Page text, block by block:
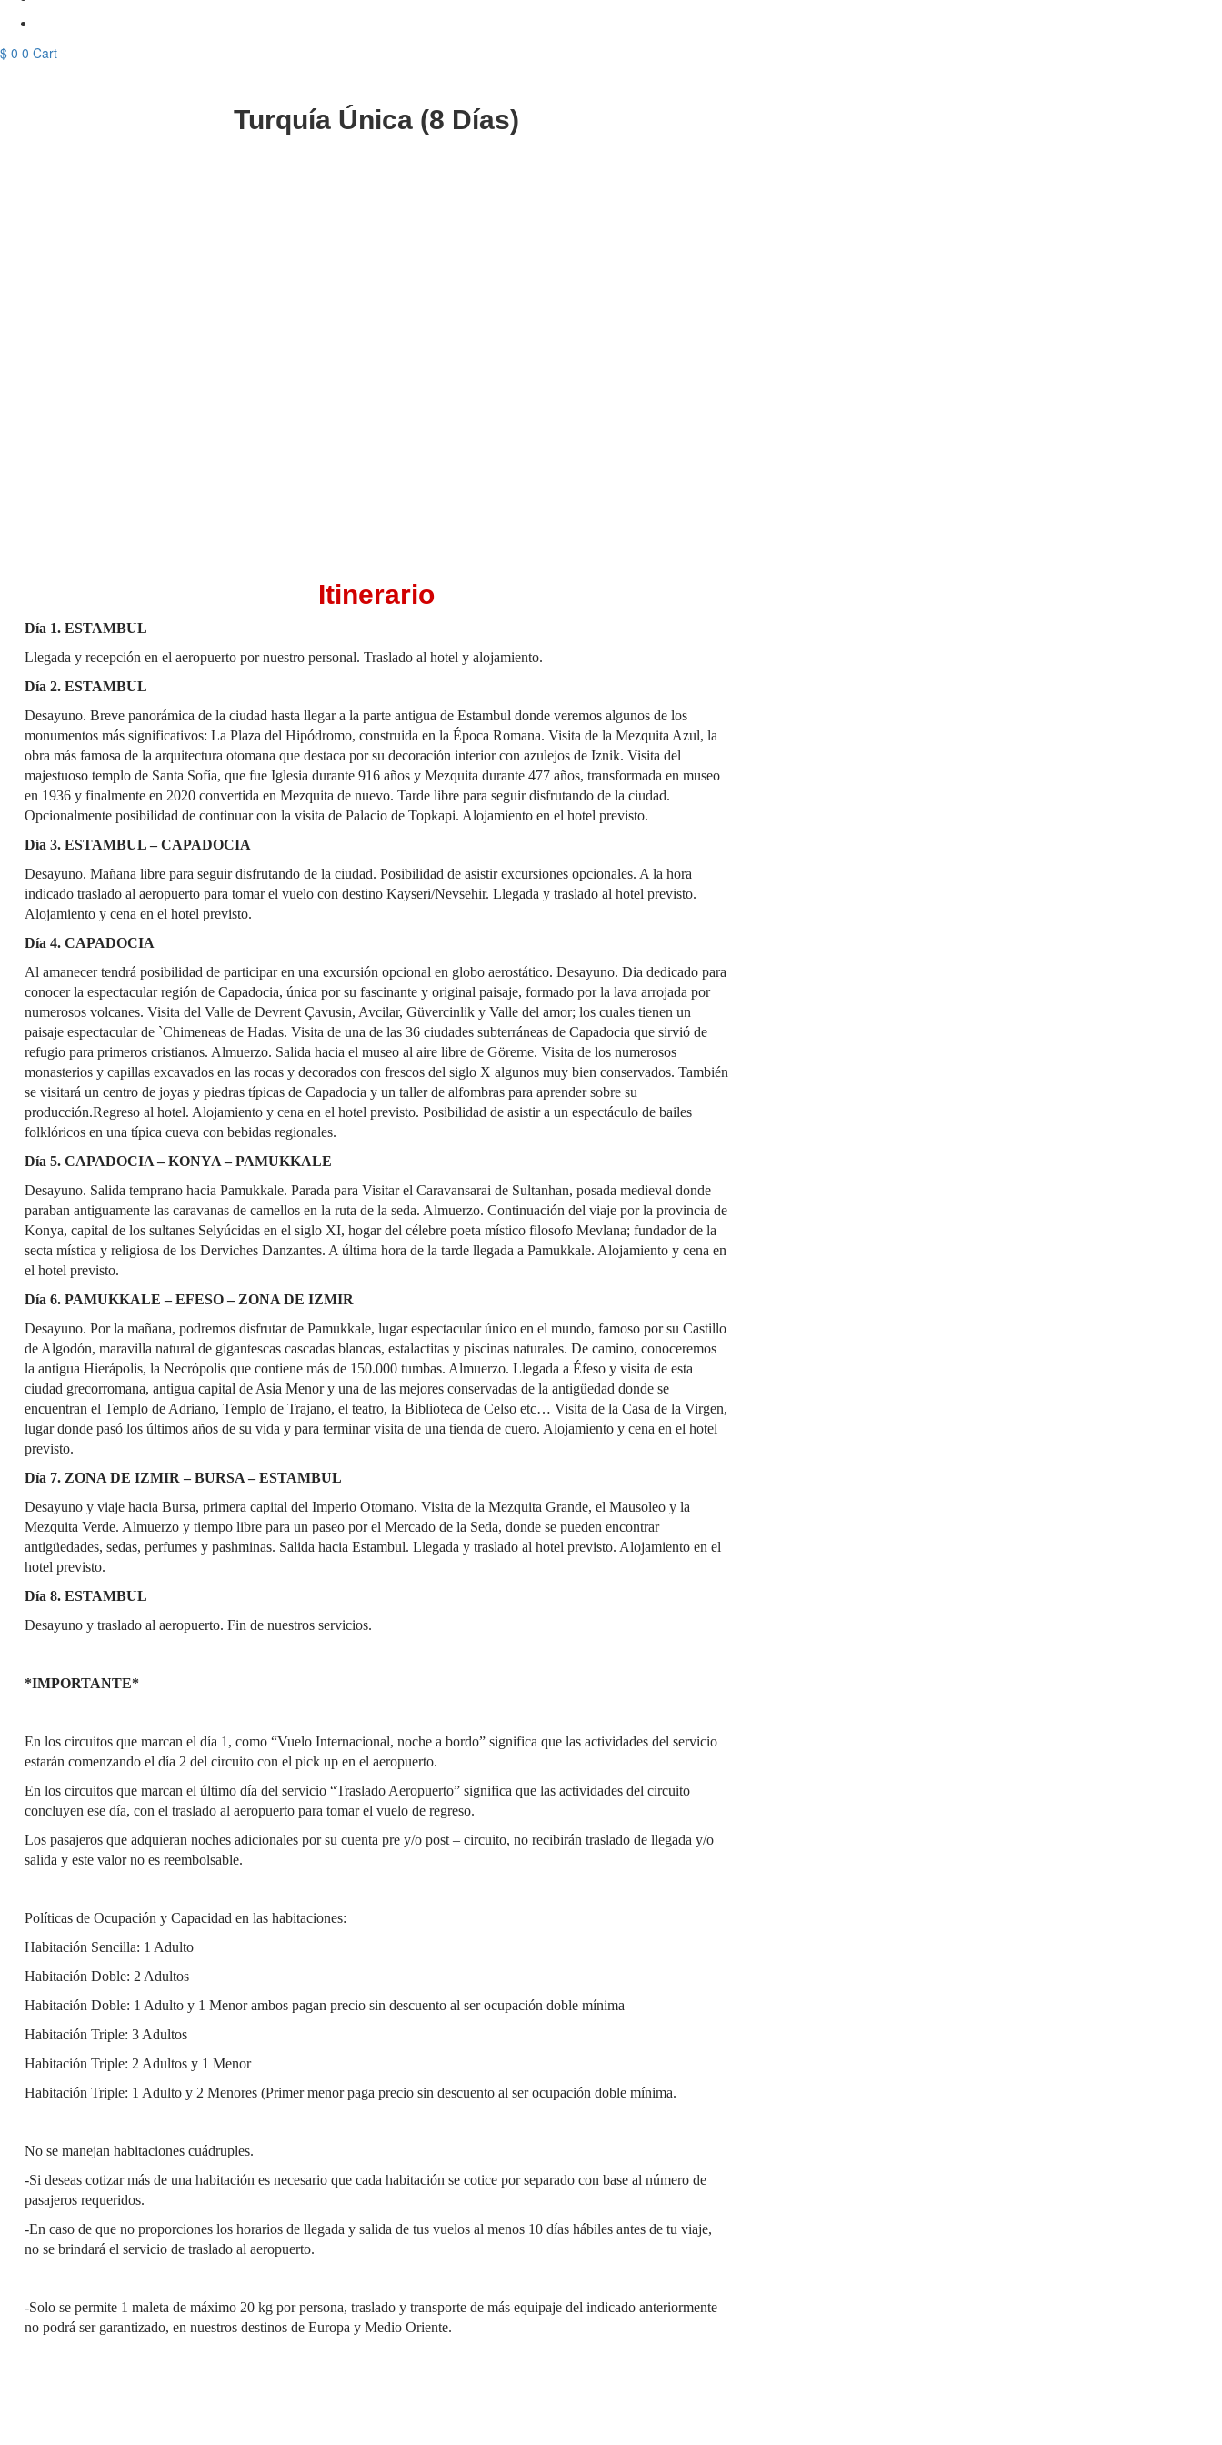
$ 0 0 Cart
Turquía Única (8 Días)
Itinerario
Día 1. ESTAMBUL
Llegada y recepción en el aeropuerto por nuestro personal. Traslado al hotel y alojamiento.
Día 2. ESTAMBUL
Desayuno. Breve panorámica de la ciudad hasta llegar a la parte antigua de Estambul donde veremos algunos de los
monumentos más significativos: La Plaza del Hipódromo, construida en la Época Romana. Visita de la Mezquita Azul, la
obra más famosa de la arquitectura otomana que destaca por su decoración interior con azulejos de Iznik. Visita del
majestuoso templo de Santa Sofía, que fue Iglesia durante 916 años y Mezquita durante 477 años, transformada en museo
en 1936 y finalmente en 2020 convertida en Mezquita de nuevo. Tarde libre para seguir disfrutando de la ciudad.
Opcionalmente posibilidad de continuar con la visita de Palacio de Topkapi. Alojamiento en el hotel previsto.
Día 3. ESTAMBUL – CAPADOCIA
Desayuno. Mañana libre para seguir disfrutando de la ciudad. Posibilidad de asistir excursiones opcionales. A la hora
indicado traslado al aeropuerto para tomar el vuelo con destino Kayseri/Nevsehir. Llegada y traslado al hotel previsto.
Alojamiento y cena en el hotel previsto.
Día 4. CAPADOCIA
Al amanecer tendrá posibilidad de participar en una excursión opcional en globo aerostático. Desayuno. Dia dedicado para
conocer la espectacular región de Capadocia, única por su fascinante y original paisaje, formado por la lava arrojada por
numerosos volcanes. Visita del Valle de Devrent Çavusin, Avcilar, Güvercinlik y Valle del amor; los cuales tienen un
paisaje espectacular de `Chimeneas de Hadas. Visita de una de las 36 ciudades subterráneas de Capadocia que sirvió de
refugio para primeros cristianos. Almuerzo. Salida hacia el museo al aire libre de Göreme. Visita de los numerosos
monasterios y capillas excavados en las rocas y decorados con frescos del siglo X algunos muy bien conservados. También
se visitará un centro de joyas y piedras típicas de Capadocia y un taller de alfombras para aprender sobre su
producción.Regreso al hotel. Alojamiento y cena en el hotel previsto. Posibilidad de asistir a un espectáculo de bailes
folklóricos en una típica cueva con bebidas regionales.
Día 5. CAPADOCIA – KONYA – PAMUKKALE
Desayuno. Salida temprano hacia Pamukkale. Parada para Visitar el Caravansarai de Sultanhan, posada medieval donde
paraban antiguamente las caravanas de camellos en la ruta de la seda. Almuerzo. Continuación del viaje por la provincia de
Konya, capital de los sultanes Selyúcidas en el siglo XI, hogar del célebre poeta místico filosofo Mevlana; fundador de la
secta mística y religiosa de los Derviches Danzantes. A última hora de la tarde llegada a Pamukkale. Alojamiento y cena en
el hotel previsto.
Día 6. PAMUKKALE – EFESO – ZONA DE IZMIR
Desayuno. Por la mañana, podremos disfrutar de Pamukkale, lugar espectacular único en el mundo, famoso por su Castillo
de Algodón, maravilla natural de gigantescas cascadas blancas, estalactitas y piscinas naturales. De camino, conoceremos
la antigua Hierápolis, la Necrópolis que contiene más de 150.000 tumbas. Almuerzo. Llegada a Éfeso y visita de esta
ciudad grecorromana, antigua capital de Asia Menor y una de las mejores conservadas de la antigüedad donde se
encuentran el Templo de Adriano, Templo de Trajano, el teatro, la Biblioteca de Celso etc… Visita de la Casa de la Virgen,
lugar donde pasó los últimos años de su vida y para terminar visita de una tienda de cuero. Alojamiento y cena en el hotel
previsto.
Día 7. ZONA DE IZMIR – BURSA – ESTAMBUL
Desayuno y viaje hacia Bursa, primera capital del Imperio Otomano. Visita de la Mezquita Grande, el Mausoleo y la
Mezquita Verde. Almuerzo y tiempo libre para un paseo por el Mercado de la Seda, donde se pueden encontrar
antigüedades, sedas, perfumes y pashminas. Salida hacia Estambul. Llegada y traslado al hotel previsto. Alojamiento en el
hotel previsto.
Día 8. ESTAMBUL
Desayuno y traslado al aeropuerto. Fin de nuestros servicios.
*IMPORTANTE*
En los circuitos que marcan el día 1, como “Vuelo Internacional, noche a bordo” significa que las actividades del servicio
estarán comenzando el día 2 del circuito con el pick up en el aeropuerto.
En los circuitos que marcan el último día del servicio “Traslado Aeropuerto” significa que las actividades del circuito
concluyen ese día, con el traslado al aeropuerto para tomar el vuelo de regreso.
Los pasajeros que adquieran noches adicionales por su cuenta pre y/o post – circuito, no recibirán traslado de llegada y/o
salida y este valor no es reembolsable.
Políticas de Ocupación y Capacidad en las habitaciones:
Habitación Sencilla: 1 Adulto
Habitación Doble: 2 Adultos
Habitación Doble: 1 Adulto y 1 Menor ambos pagan precio sin descuento al ser ocupación doble mínima
Habitación Triple: 3 Adultos
Habitación Triple: 2 Adultos y 1 Menor
Habitación Triple: 1 Adulto y 2 Menores (Primer menor paga precio sin descuento al ser ocupación doble mínima.
No se manejan habitaciones cuádruples.
-Si deseas cotizar más de una habitación es necesario que cada habitación se cotice por separado con base al número de
pasajeros requeridos.
-En caso de que no proporciones los horarios de llegada y salida de tus vuelos al menos 10 días hábiles antes de tu viaje,
no se brindará el servicio de traslado al aeropuerto.
-Solo se permite 1 maleta de máximo 20 kg por persona, traslado y transporte de más equipaje del indicado anteriormente
no podrá ser garantizado, en nuestros destinos de Europa y Medio Oriente.